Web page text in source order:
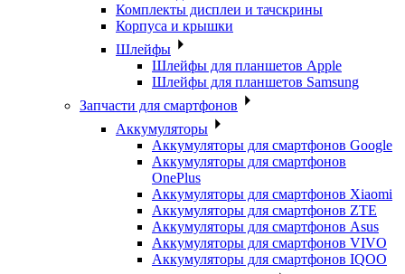
Комплекты дисплеи и тачскрины
Корпуса и крышки
Шлейфы
Шлейфы для планшетов Apple
Шлейфы для планшетов Samsung
Запчасти для смартфонов
Аккумуляторы
Аккумуляторы для смартфонов Google
Аккумуляторы для смартфонов
OnePlus
Аккумуляторы для смартфонов Xiaomi
Аккумуляторы для смартфонов ZTE
Аккумуляторы для cмартфонов Asus
Аккумуляторы для смартфонов VIVO
Аккумуляторы для смартфонов IQOO